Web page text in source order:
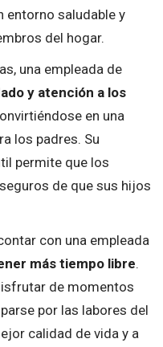
entorno saludable y
del hogar.
una empleada de
y atención a los
en una
los padres. Su
permite que los
de que sus hijos
con una empleada
más tiempo libre.
de momentos
por las labores del
calidad de vida y a